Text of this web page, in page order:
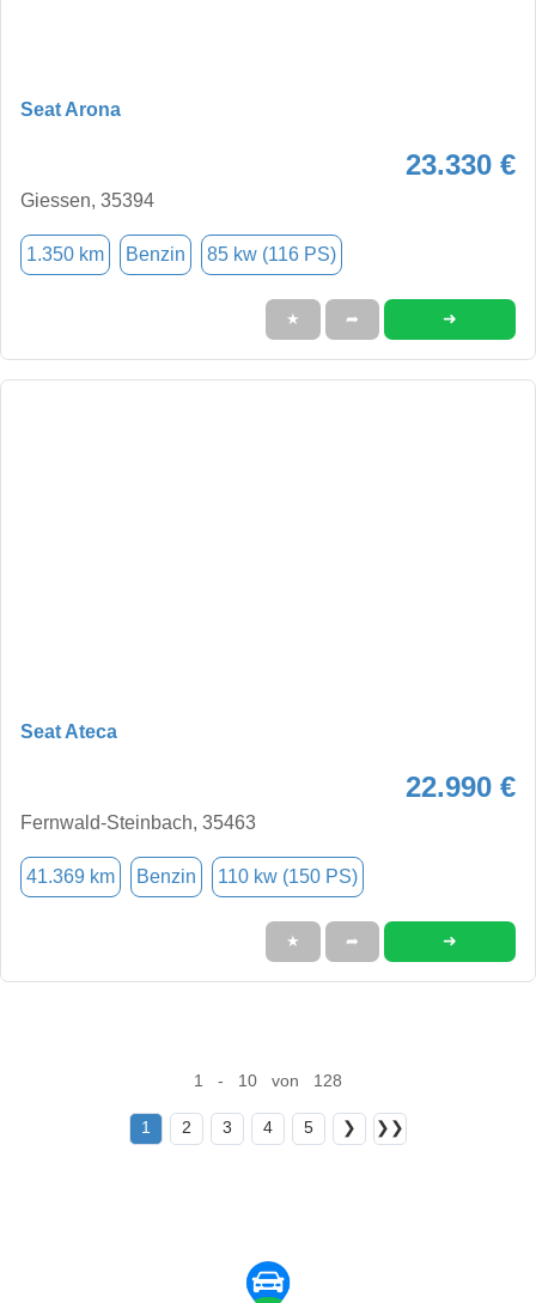
Seat Arona
23.330 €
Giessen, 35394
1.350 km Benzin 85 kw (116 PS)
★ ➦ ➜
Seat Ateca
22.990 €
Fernwald-Steinbach, 35463
41.369 km Benzin 110 kw (150 PS)
★ ➦ ➜
1 - 10 von 128
1 2 3 4 5 ❯ ❯❯